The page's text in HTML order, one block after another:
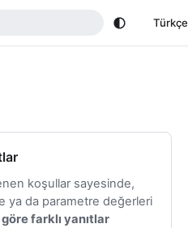
Türkçe
koşullar sayesinde,
ya da parametre değerleri
farklı yanıtlar